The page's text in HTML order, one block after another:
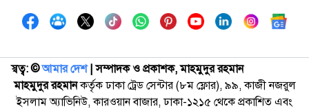
স্বত্ব: ©️আমার দেশ| সম্পাদক ও প্রকাশক, মাহমুদুর রহমান
মাহমুদুর রহমানকর্তৃক ঢাকা ট্রেড সেন্টার (৮ম ফ্লোর), ৯৯, কাজী নজরুল
ইসলাম অ্যাভিনিউ, কারওয়ান বাজার, ঢাকা-১২১৫ থেকে প্রকাশিত এবং